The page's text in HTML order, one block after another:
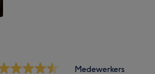
Medewerkers